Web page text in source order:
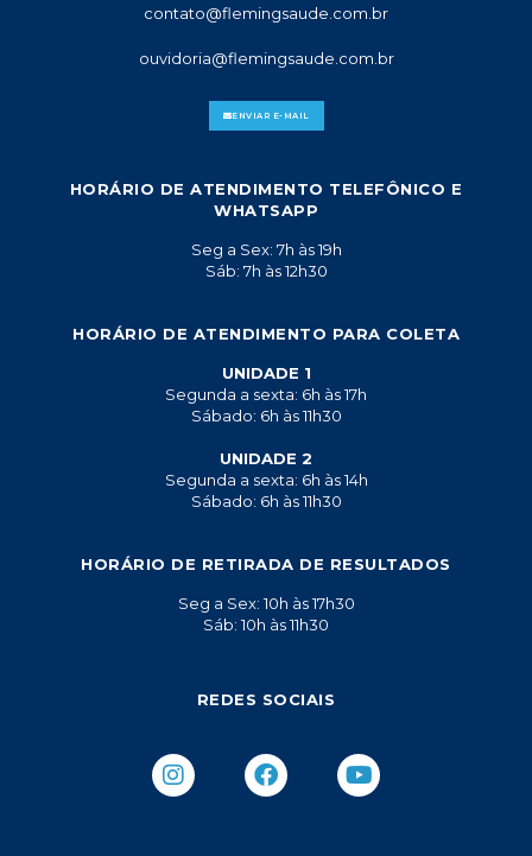
contato@flemingsaude.com.br
ouvidoria@flemingsaude.com.br
ENVIAR E-MAIL
HORÁRIO DE ATENDIMENTO TELEFÔNICO E
WHATSAPP
Seg a Sex: 7h às 19h
Sáb: 7h às 12h30
HORÁRIO DE ATENDIMENTO PARA COLETA
UNIDADE 1
Segunda a sexta: 6h às 17h
Sábado: 6h às 11h30
UNIDADE 2
Segunda a sexta: 6h às 14h
Sábado: 6h às 11h30
HORÁRIO DE RETIRADA DE RESULTADOS
Seg a Sex: 10h às 17h30
Sáb: 10h às 11h30
REDES SOCIAIS
I
n
F
a
Y
o